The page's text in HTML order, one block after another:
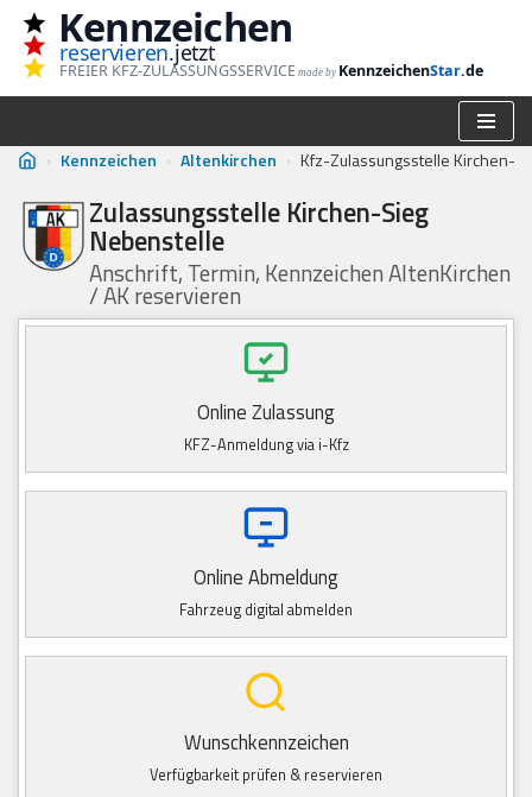
Zum
Inhalt
Kennzeichen
reservieren.jetzt
FREIER KFZ-ZULASSUNGSSERVICE made by KennzeichenStar.de
› Kennzeichen › Altenkirchen › Kfz-Zulassungsstelle Kirchen-
Zulassungsstelle Kirchen-Sieg
Nebenstelle
Anschrift, Termin, Kennzeichen AltenKirchen
/ AK reservieren
Online Zulassung
KFZ-Anmeldung via i-Kfz
Online Abmeldung
Fahrzeug digital abmelden
Wunschkennzeichen
Verfügbarkeit prüfen & reservieren